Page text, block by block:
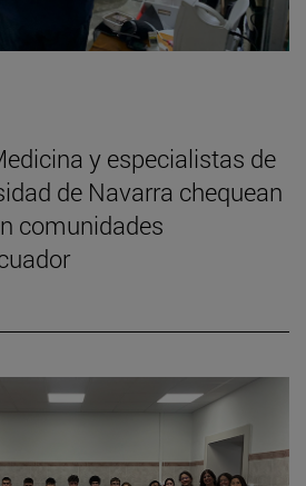
y especialistas de
de Navarra chequean
comunidades